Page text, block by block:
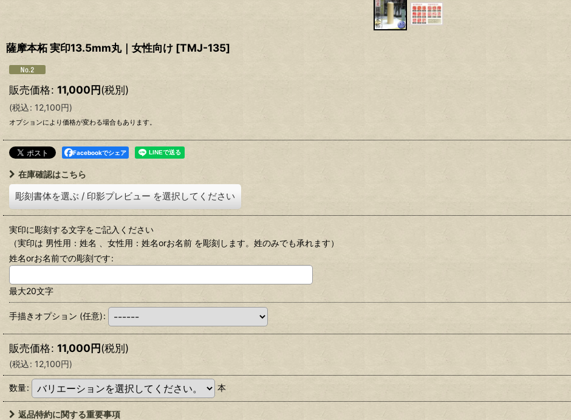
薩摩本柘 実印13.5mm丸｜女性向け [TMJ-135]
販売価格: 11,000円(税別)
(税込: 12,100円)
オプションにより価格が変わる場合もあります。
Facebookでシェア
在庫確認はこちら
彫刻書体を選ぶ / 印影プレビュー を選択してください
実印に彫刻する文字をご記入ください
（実印は 男性用：姓名 、女性用：姓名orお名前 を彫刻します。姓のみでも承れます）
姓名orお名前での彫刻です:
最大20文字
手描きオプション (任意):
販売価格: 11,000円(税別)
(税込: 12,100円)
数量: 本
返品特約に関する重要事項